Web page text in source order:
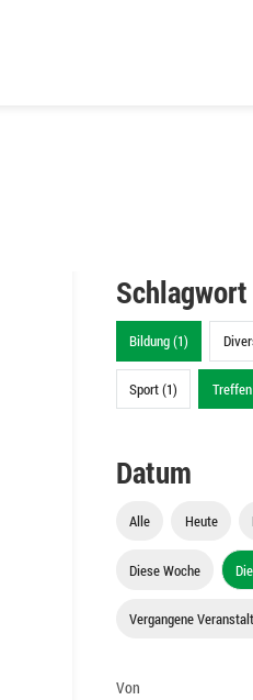
Schlagwort
Bildung (1)
Sport (1)
Datum
Alle Heute
Diese Woche
Vergangene
Von